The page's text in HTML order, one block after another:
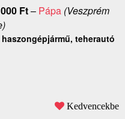
Ft– Pápa(Veszprém
haszongépjármű, teherautó
Kedvencekbe